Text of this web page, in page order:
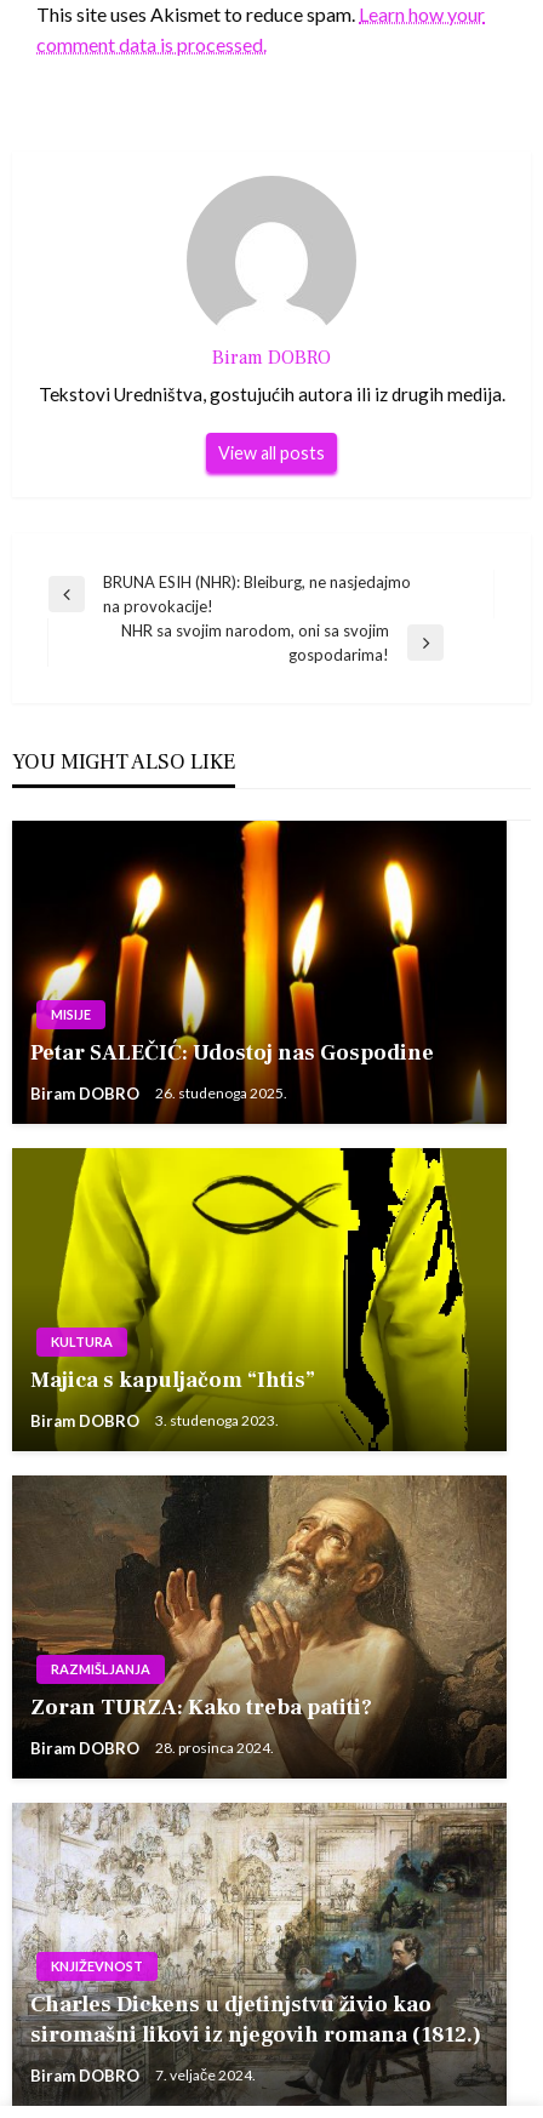
This site uses Akismet to reduce spam. Learn how your
comment data is processed.
Biram DOBRO
Tekstovi Uredništva, gostujućih autora ili iz drugih medija.
View all posts
Navigacija
objava
Previous
BRUNA ESIH (NHR): Bleiburg, ne nasjedajmo
na provokacije!
NHR sa svojim narodom, oni sa svojim
gospodarima!
YOU MIGHT ALSO LIKE
MISIJE
Petar SALEČIĆ: Udostoj nas Gospodine
Biram DOBRO 26. studenoga 2025.
KULTURA
Majica s kapuljačom “Ihtis”
Biram DOBRO 3. studenoga 2023.
RAZMIŠLJANJA
Zoran TURZA: Kako treba patiti?
Biram DOBRO 28. prosinca 2024.
KNJIŽEVNOST
Charles Dickens u djetinjstvu živio kao
siromašni likovi iz njegovih romana (1812.)
Biram DOBRO 7. veljače 2024.